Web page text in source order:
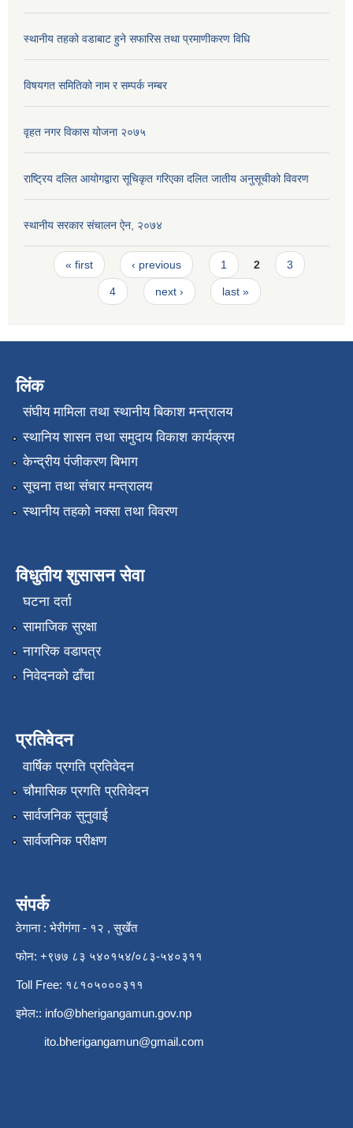
स्थानीय तहको वडाबाट हुने सफारिस तथा प्रमाणीकरण विधि
विषयगत समितिको नाम र सम्पर्क नम्बर
वृहत नगर विकास योजना २०७५
राष्ट्रिय दलित आयोगद्वारा सूचिकृत गरिएका दलित जातीय अनुसूचीको विवरण
स्थानीय सरकार संचालन ऐन, २०७४
Pages
« first ‹ previous 1 2 3
4 next › last »
लिंक
संघीय मामिला तथा स्थानीय बिकाश मन्त्रालय
स्थानिय शासन तथा समुदाय विकाश कार्यक्रम
केन्द्रीय पंजीकरण बिभाग
सूचना तथा संचार मन्त्रालय
स्थानीय तहको नक्सा तथा विवरण
विधुतीय शुसासन सेवा
घटना दर्ता
सामाजिक सुरक्षा
नागरिक वडापत्र
निवेदनको ढाँचा
प्रतिवेदन
वार्षिक प्रगति प्रतिवेदन
चौमासिक प्रगति प्रतिवेदन
सार्वजनिक सुनुवाई
सार्वजनिक परीक्षण
संपर्क
ठेगाना : भेरीगंगा - १२ , सुर्खेत
फोन: +९७७ ८३ ५४०१५४/०८३-५४०३११
Toll Free: १८१०५०००३११
इमेल:: info@bherigangamun.gov.np
ito.bherigangamun@gmail.com